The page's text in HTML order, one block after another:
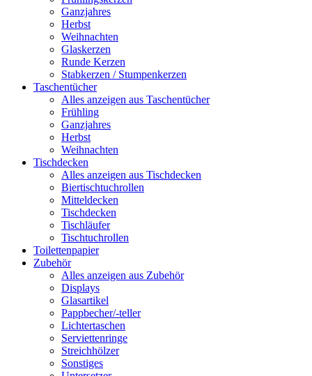
Ganzjahres
Herbst
Weihnachten
Glaskerzen
Runde Kerzen
Stabkerzen / Stumpenkerzen
Taschentücher
Alles anzeigen aus Taschentücher
Frühling
Ganzjahres
Herbst
Weihnachten
Tischdecken
Alles anzeigen aus Tischdecken
Biertischtuchrollen
Mitteldecken
Tischdecken
Tischläufer
Tischtuchrollen
Toilettenpapier
Zubehör
Alles anzeigen aus Zubehör
Displays
Glasartikel
Pappbecher/-teller
Lichtertaschen
Serviettenringe
Streichhölzer
Sonstiges